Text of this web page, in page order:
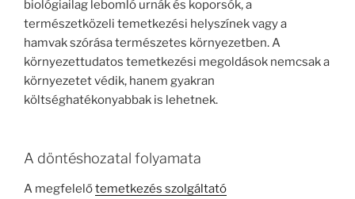
biológiailag lebomló urnák és koporsók, a
természetközeli temetkezési helyszínek vagy a
hamvak szórása természetes környezetben. A
környezettudatos temetkezési megoldások nemcsak a
környezetet védik, hanem gyakran
költséghatékonyabbak is lehetnek.
A döntéshozatal folyamata
A megfelelőtemetkezés szolgáltató